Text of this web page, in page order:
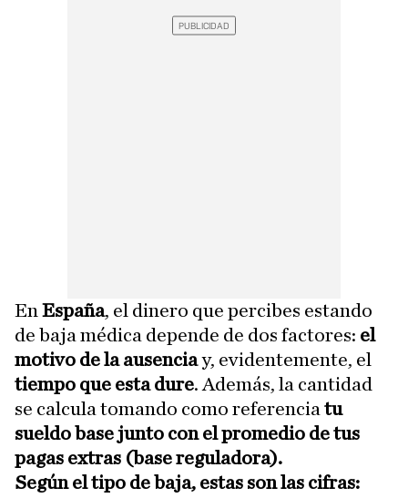
En España, el dinero que percibes estando
de baja médica depende de dos factores: el
motivo de la ausenciay, evidentemente, el
tiempo que esta dure. Además, la cantidad
se calcula tomando como referencia tu
sueldo base junto con el promedio de tus
pagas extras (base reguladora).
Según el tipo de baja, estas son las cifras: